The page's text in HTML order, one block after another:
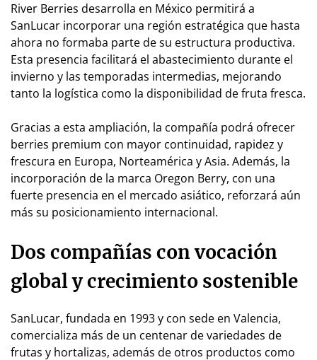
River Berries desarrolla en México permitirá a
SanLucar incorporar una región estratégica que hasta
ahora no formaba parte de su estructura productiva.
Esta presencia facilitará el abastecimiento durante el
invierno y las temporadas intermedias, mejorando
tanto la logística como la disponibilidad de fruta fresca.
Gracias a esta ampliación, la compañía podrá ofrecer
berries premium con mayor continuidad, rapidez y
frescura en Europa, Norteamérica y Asia. Además, la
incorporación de la marca Oregon Berry, con una
fuerte presencia en el mercado asiático, reforzará aún
más su posicionamiento internacional.
Dos compañías con vocación
global y crecimiento sostenible
SanLucar, fundada en 1993 y con sede en Valencia,
comercializa más de un centenar de variedades de
frutas y hortalizas, además de otros productos como